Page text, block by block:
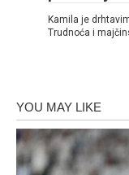
Kamila je
Trudnoća i